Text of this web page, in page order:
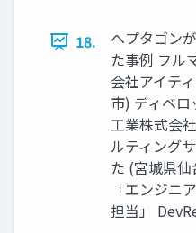
18.
ヘプタゴン
た事例 フル
会社アイテ
市) ディベ
⼯業株式会
ルティング
た (宮城県
「エンジニ
担当」